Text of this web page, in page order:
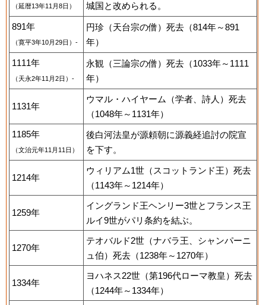
（延暦13年11月8日）
城国と改められる。
891年
（寛平3年10月29日）-
円珍（天台宗の僧）死去（814年～891
年）
1111年
（天永2年11月2日）-
永観（三論宗の僧）死去（1033年～1111
年）
1131年
ウマル・ハイヤーム（学者、詩人）死去
（1048年～1131年）
1185年
（文治元年11月11日）
後白河法皇が源頼朝に源義経追討の院宣
を下す。
1214年
ウィリアム1世（スコットランド王）死去
（1143年～1214年）
1259年
イングランド王ヘンリー3世とフランス王
ルイ9世がパリ条約を結ぶ。
1270年
テオバルド2世（ナバラ王、シャンパーニ
ュ伯）死去（1238年～1270年）
1334年
ヨハネス22世（第196代ローマ教皇）死去
（1244年～1334年）